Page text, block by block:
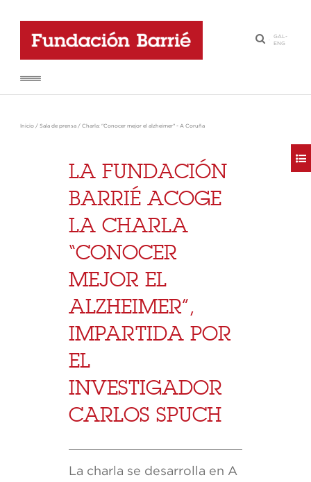
·
GAL-
ENG
Inicio / Sala de prensa / Charla: "Conocer mejor el alzheimer" - A Coruña
LA FUNDACIÓN
BARRIÉ ACOGE
LA CHARLA
“CONOCER
MEJOR EL
ALZHEIMER”,
IMPARTIDA POR
EL
INVESTIGADOR
CARLOS SPUCH
La charla se desarrolla en A